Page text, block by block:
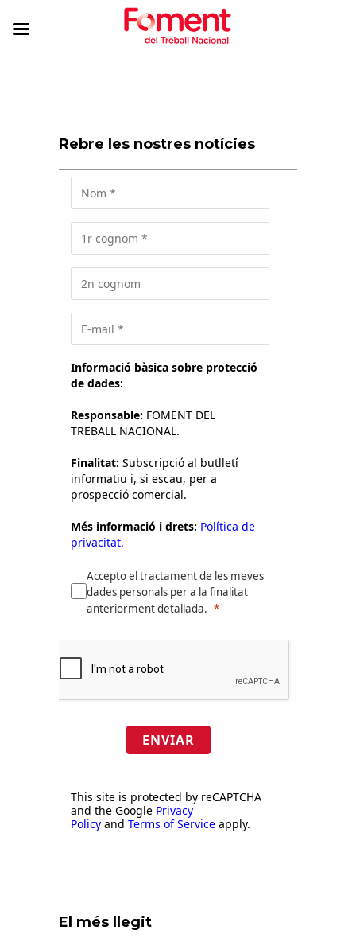
Rebre les nostres notícies
Informació bàsica sobre protecció
de dades:
Responsable: FOMENT DEL
TREBALL NACIONAL.
Finalitat: Subscripció al butlletí
informatiu i, si escau, per a
prospecció comercial.
Més informació i drets: Política de
privacitat.
Accepto el tractament de les meves
dades personals per a la finalitat
anteriorment detallada.
ENVIAR
This site is protected by reCAPTCHA
and the Google Privacy
Policy and Terms of Service apply.
El més llegit